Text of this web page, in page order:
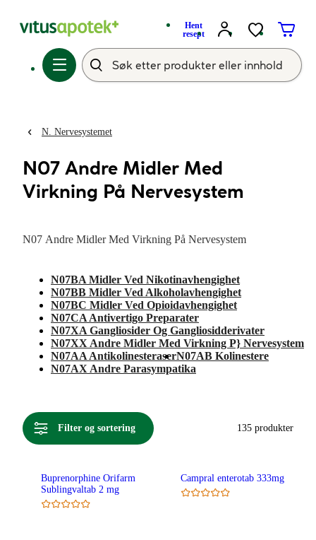
Hent
resept
N. Nervesystemet
N07 Andre Midler Med
Virkning På Nervesystem
N07 Andre Midler Med Virkning På Nervesystem
N07BA Midler Ved Nikotinavhengighet
N07BB Midler Ved Alkoholavhengighet
N07BC Midler Ved Opioidavhengighet
N07CA Antivertigo Preparater
N07XA Gangliosider Og Gangliosidderivater
N07XX Andre Midler Med Virkning P} Nervesystem
N07AA AntikolinesteraserN07AB Kolinestere
N07AX Andre Parasympatika
Filter og sortering 135 produkter
Buprenorphine Orifarm
Sublingvaltab 2 mg
Campral enterotab 333mg